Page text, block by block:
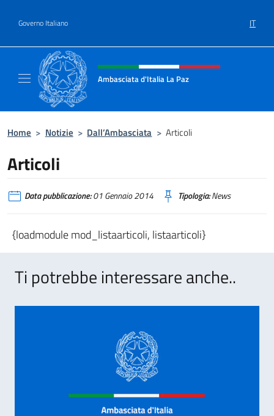
Governo Italiano IT
Intestazione sito, social e menù
Ambasciata d'Italia La Paz
Home > Notizie > Dall’Ambasciata > Articoli
Articoli
Data pubblicazione:01 Gennaio 2014 Tipologia:News
{loadmodule mod_listaarticoli, listaarticoli}
Ti potrebbe interessare anche..